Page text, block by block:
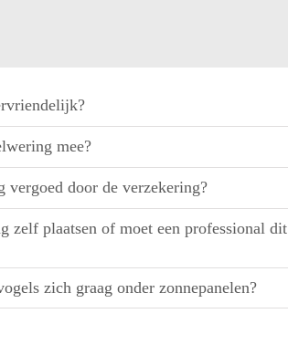
mee?
vergoed door de verzekering?
zelf plaatsen of moet een professional dit
zich graag onder zonnepanelen?